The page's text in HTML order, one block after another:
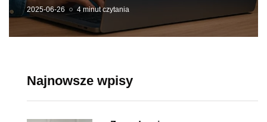
2025-06-26 4 minut czytania
Najnowsze wpisy